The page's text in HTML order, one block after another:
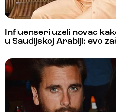
Influenseri uzeli novac
u Saudijskoj Arabiji: evo